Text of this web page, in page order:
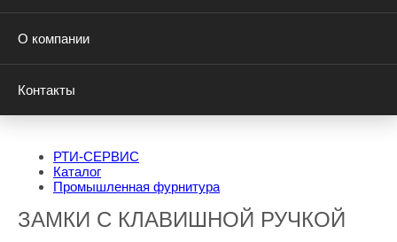
О компании
Контакты
РТИ-СЕРВИС
Каталог
Промышленная фурнитура
ЗАМКИ С КЛАВИШНОЙ РУЧКОЙ